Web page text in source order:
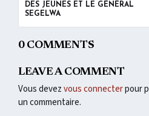
DES JEUNES ET LE GÉNÉRAL
SEGELWA
0 COMMENTS
LEAVE A COMMENT
Vous devezvous connecterpour
un commentaire.